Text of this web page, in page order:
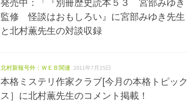
発売中：「『別冊歴史読本５３ 宮部みゆき
監修 怪談はおもしろい』に宮部みゆき先生
と北村薫先生の対談収録
北村新報号外：ＷＥＢ関連 2011年7月25日
本格ミステリ作家クラブ[今月の本格トピック
ス］に北村薫先生のコメント掲載！